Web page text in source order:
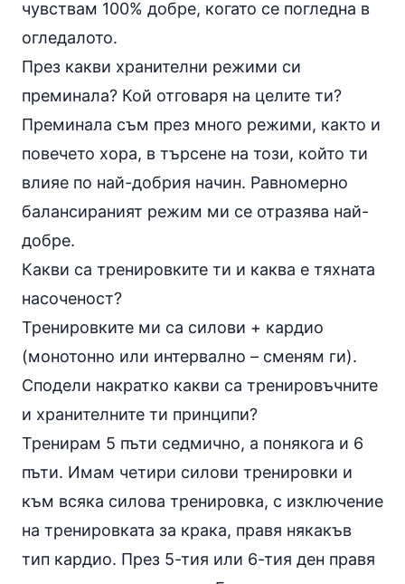
чувствам 100% добре, когато се погледна в
огледалото.
През какви хранителни режими си
преминала? Кой отговаря на целите ти?
Преминала съм през много режими, както и
повечето хора, в търсене на този, който ти
влияе по най-добрия начин. Равномерно
балансираният режим ми се отразява най-
добре.
Какви са тренировките ти и каква е тяхната
насоченост?
Тренировките ми са силови + кардио
(монотонно или интервално – сменям ги).
Сподели накратко какви са тренировъчните
и хранителните ти принципи?
Тренирам 5 пъти седмично, а понякога и 6
пъти. Имам четири силови тренировки и
към всяка силова тренировка, с изключение
на тренировката за крака, правя някакъв
тип кардио. През 5-тия или 6-тия ден правя